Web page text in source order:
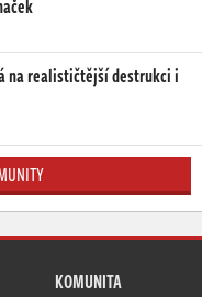
na realističtější destrukci i
KOMUNITA